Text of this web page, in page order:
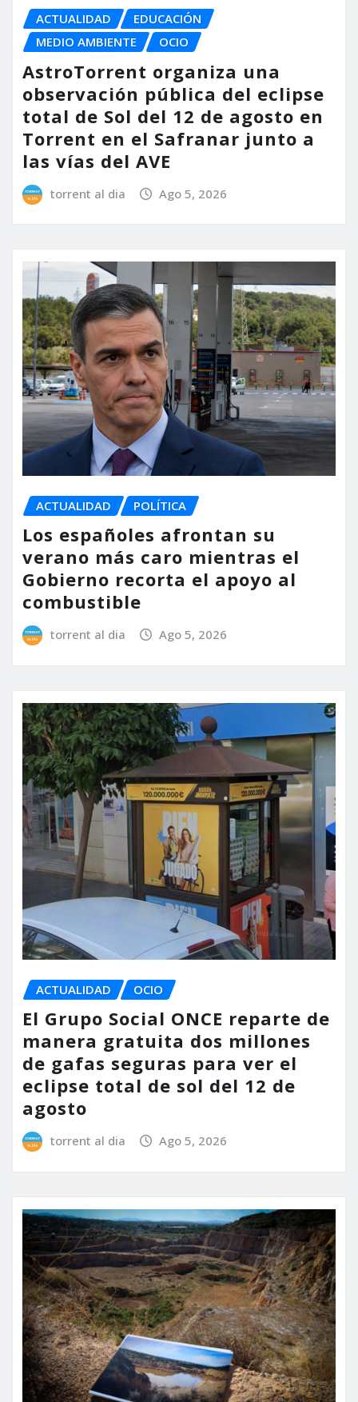
ACTUALIDAD
EDUCACIÓN
MEDIO AMBIENTE
OCIO
AstroTorrent organiza una
observación pública del eclipse
total de Sol del 12 de agosto en
Torrent en el Safranar junto a
las vías del AVE
torrent al dia Ago 5, 2026
ACTUALIDAD POLÍTICA
Los españoles afrontan su
verano más caro mientras el
Gobierno recorta el apoyo al
combustible
torrent al dia Ago 5, 2026
ACTUALIDAD OCIO
El Grupo Social ONCE reparte de
manera gratuita dos millones
de gafas seguras para ver el
eclipse total de sol del 12 de
agosto
torrent al dia Ago 5, 2026